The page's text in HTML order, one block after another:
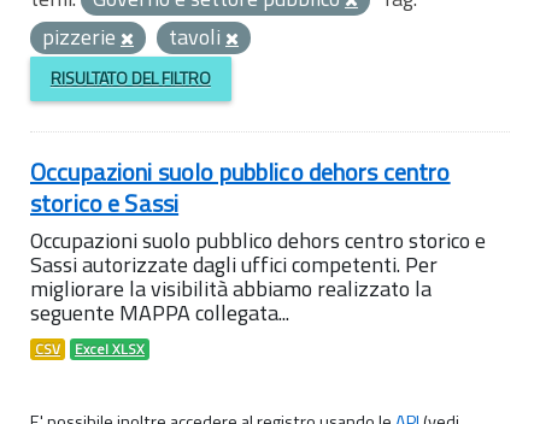
pizzerie
tavoli
RISULTATO DEL FILTRO
Occupazioni suolo pubblico dehors centro
storico e Sassi
Occupazioni suolo pubblico dehors centro storico e
Sassi autorizzate dagli uffici competenti. Per
migliorare la visibilità abbiamo realizzato la
seguente MAPPA collegata...
CSV Excel XLSX